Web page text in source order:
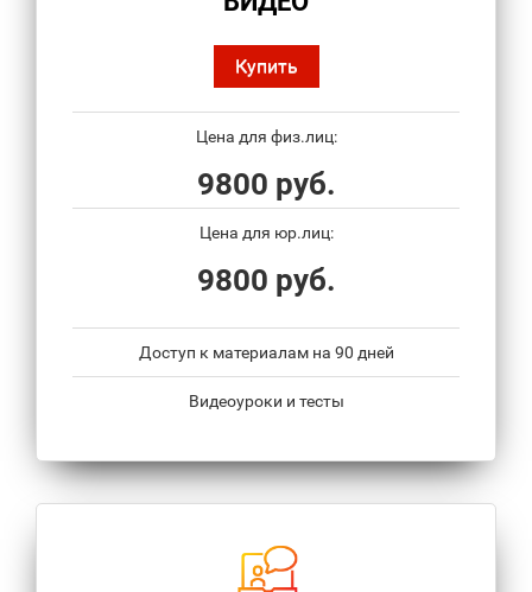
Купить
Цена для физ.лиц:
9800 руб.
Цена для юр.лиц:
9800 руб.
Доступ к материалам на 90 дней
Видеоуроки и тесты